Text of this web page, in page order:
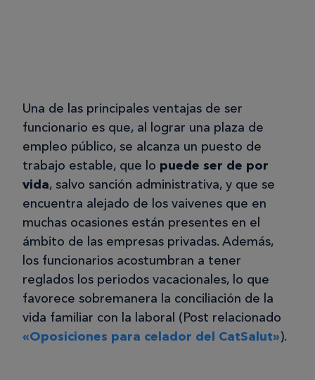
Una de las principales ventajas de ser
funcionario es que, al lograr una plaza de
empleo público, se alcanza un puesto de
trabajo estable, que lo puede ser de por
vida, salvo sanción administrativa, y que se
encuentra alejado de los vaivenes que en
muchas ocasiones están presentes en el
ámbito de las empresas privadas. Además,
los funcionarios acostumbran a tener
reglados los periodos vacacionales, lo que
favorece sobremanera la conciliación de la
vida familiar con la laboral (Post relacionado
«Oposiciones para celador del CatSalut»).